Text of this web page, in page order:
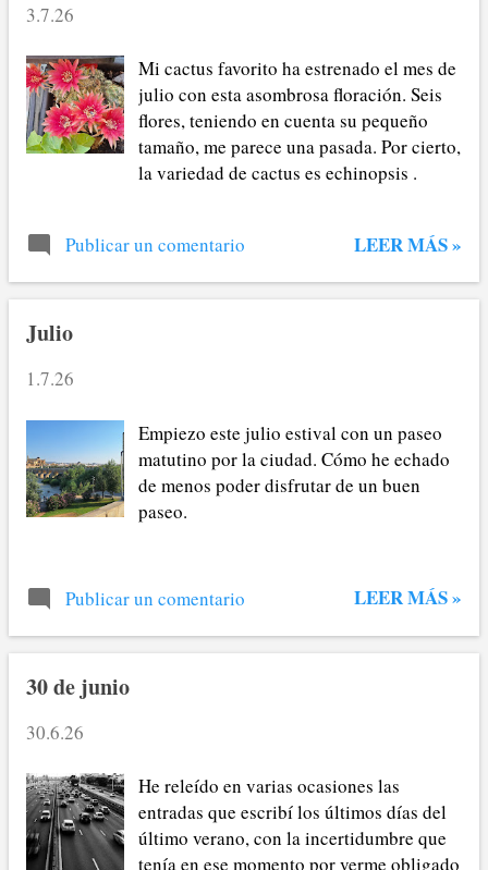
3.7.26
Mi cactus favorito ha estrenado el mes de
julio con esta asombrosa floración. Seis
flores, teniendo en cuenta su pequeño
tamaño, me parece una pasada. Por cierto,
la variedad de cactus es echinopsis .
Publicar un comentario LEER MÁS »
Julio
1.7.26
Empiezo este julio estival con un paseo
matutino por la ciudad. Cómo he echado
de menos poder disfrutar de un buen
paseo.
Publicar un comentario LEER MÁS »
30 de junio
30.6.26
He releído en varias ocasiones las
entradas que escribí los últimos días del
último verano, con la incertidumbre que
tenía en ese momento por verme obligado